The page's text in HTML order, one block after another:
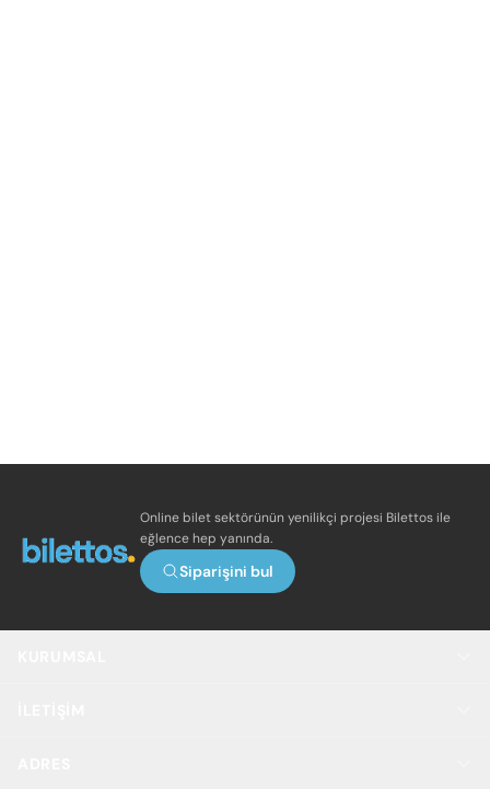
Online bilet sektörünün yenilikçi projesi Bilettos ile
eğlence hep yanında.
Siparişini bul